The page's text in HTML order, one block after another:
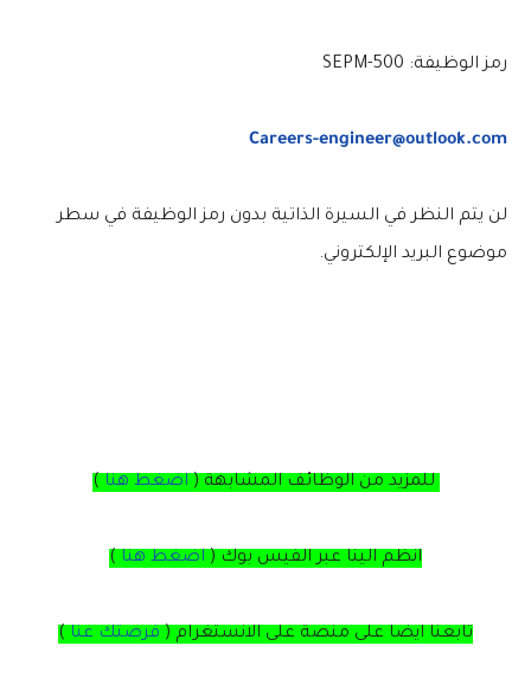
رمز الوظيفة: SEPM-500
Careers-engineer@outlook.com
لن يتم النظر في السيرة الذاتية بدون رمز الوظيفة في سطر
موضوع البريد الإلكتروني.
للمزيد من الوظائف المشابهة ( اضغط هنا )
انظم الينا عبر الفيس بوك ( اضغط هنا )
تابعنا ايضا على منصة على الانستغرام ( فرصتك عنا )